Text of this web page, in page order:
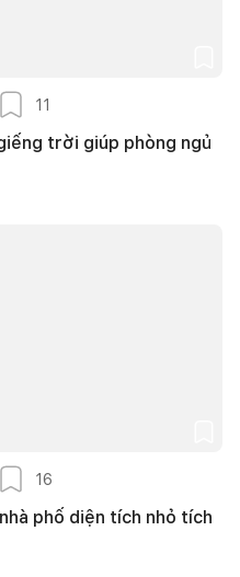
11
trời giúp phòng ngủ
16
phố diện tích nhỏ tích